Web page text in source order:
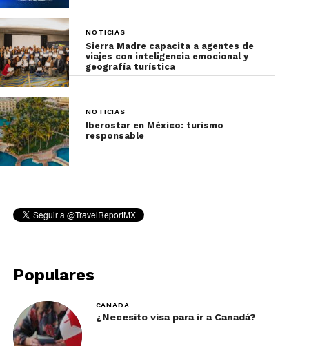
NOTICIAS
Sierra Madre capacita a agentes de
viajes con inteligencia emocional y
geografía turística
NOTICIAS
Iberostar en México: turismo
responsable
Populares
CANADÁ
¿Necesito visa para ir a Canadá?